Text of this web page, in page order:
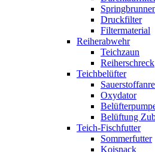
Druckfilter
Filtermaterial
Reiherabwehr
Teichzaun
Reiherschreck
Teichbelüfter
Oxydator
Belüftung
Teich-Fischfutter
Sommerfutter
Koisnack